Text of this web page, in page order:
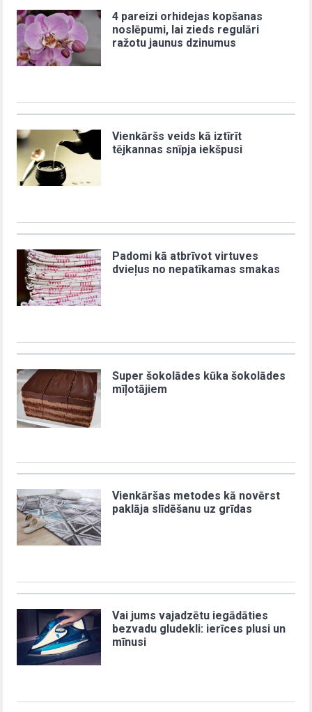
4 pareizi orhidejas kopšanas
noslēpumi, lai zieds regulāri
ražotu jaunus dzinumus
Vienkāršs veids kā iztīrīt
tējkannas snīpja iekšpusi
Padomi kā atbrīvot virtuves
dvieļus no nepatīkamas smakas
Super šokolādes kūka šokolādes
mīļotājiem
Vienkāršas metodes kā novērst
paklāja slīdēšanu uz grīdas
Vai jums vajadzētu iegādāties
bezvadu gludekli: ierīces plusi un
mīnusi